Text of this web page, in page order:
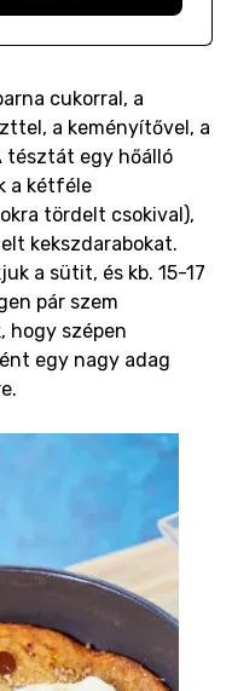
cukorral, a
a keményítővel, a
tésztát egy hőálló
a kétféle
tördelt csokival),
kekszdarabokat.
a sütit, és kb. 15-17
pár szem
hogy szépen
egy nagy adag